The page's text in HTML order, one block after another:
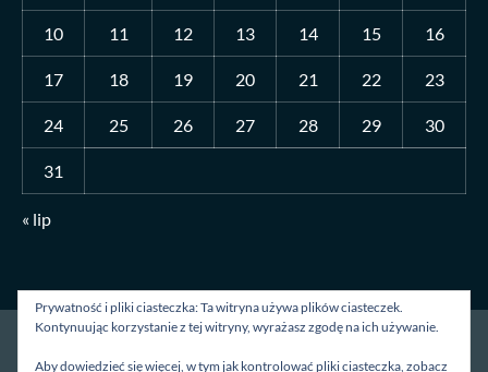
10 11 12 13 14 15 16
17 18 19 20 21 22 23
24 25 26 27 28 29 30
31
« lip
Strona główna O mnie Blog Kontakt
Prywatność i pliki ciasteczka: Ta witryna używa plików ciasteczek.
Kontynuując korzystanie z tej witryny, wyrażasz zgodę na ich używanie.
Aby dowiedzieć się więcej, w tym jak kontrolować pliki ciasteczka, zobacz